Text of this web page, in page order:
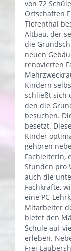
von 72
Ortschaften
Tiefenthal
Altbau, der
die
neuen
renovierten
Kindern
schließt sich
den die
besuchen.
besetzt.
Kinder
gehören
Fachleiterin,
Stunden pro
auch die
Fachkräfte,
eine PC-
Mitarbeiter
bietet den
Schule auf
erleben.
Frei-